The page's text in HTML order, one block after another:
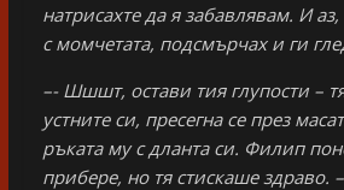
натрисахте да я забавлявам. И
с момчетата, подсмърчах и ги
–- Шшшт, остави тия глупости –
устните си, пресегна се през
ръката му с дланта си. Филип
прибере, но тя стискаше здраво.